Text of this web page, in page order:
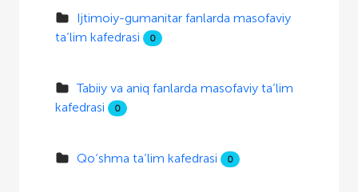
Ijtimoiy-gumanitar fanlarda masofaviy
ta’lim kafedrasi
0
Tabiiy va aniq fanlarda masofaviy ta’lim
kafedrasi
0
Qo‘shma ta’lim kafedrasi 0